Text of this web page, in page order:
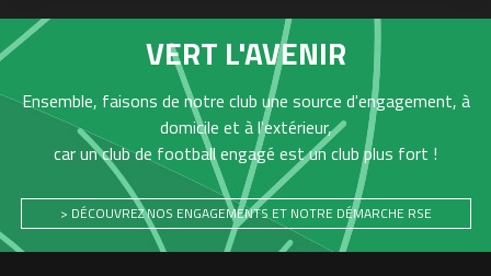
VERT L'AVENIR
Ensemble, faisons de notre club une source d'engagement, à
domicile et à l'extérieur,
car un club de football engagé est un club plus fort !
> DÉCOUVREZ NOS ENGAGEMENTS ET NOTRE DÉMARCHE RSE